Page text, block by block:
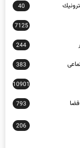
40
7125
244
383
10901
793
206